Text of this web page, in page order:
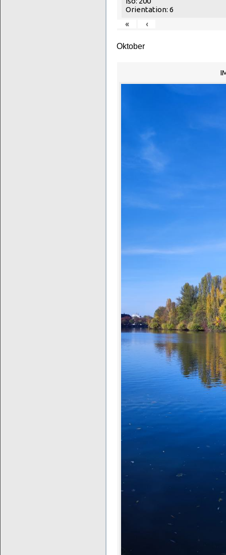
Orientation: 6
«
‹
Oktober